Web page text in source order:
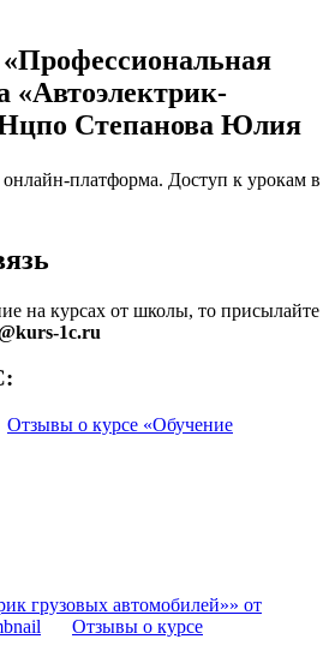
«Автоэлектрик-
Нцпо Степанова Юлия
онлайн-платформа. Доступ к урокам в
на курсах от школы, то присылайте
1c.ru
Отзывы о курсе «Обучение
грузовых автомобилей»» от
Отзывы о курсе